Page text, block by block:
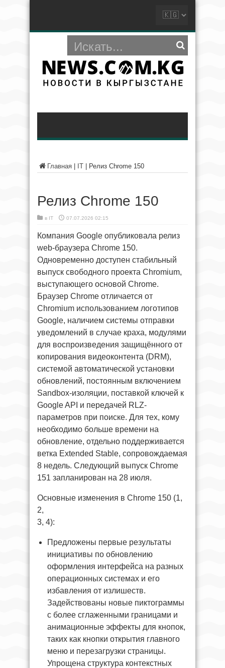
Главная IT Релиз Chrome 150
Релиз Chrome 150
в IT 07.07.2026 02:15
Компания Google опубликовала релиз
web-браузера Chrome 150.
Одновременно доступен стабильный
выпуск свободного проекта Chromium,
выступающего основой Chrome.
Браузер Chrome отличается от
Chromium использованием логотипов
Google, наличием системы отправки
уведомлений в случае краха, модулями
для воспроизведения защищённого от
копирования видеоконтента (DRM),
системой автоматической установки
обновлений, постоянным включением
Sandbox-изоляции, поставкой ключей к
Google API и передачей RLZ-
параметров при поиске. Для тех, кому
необходимо больше времени на
обновление, отдельно поддерживается
ветка Extended Stable, сопровождаемая
8 недель. Следующий выпуск Chrome
151 запланирован на 28 июля.
Основные изменения в Chrome 150 (1,
2,
3, 4):
Предложены первые результаты
инициативы по обновлению
оформления интерфейса на разных
операционных системах и его
избавления от излишеств.
Задействованы новые пиктограммы
с более сглаженными границами и
анимационные эффекты для кнопок,
таких как кнопки открытия главного
меню и перезагрузки страницы.
Упрощена структура контекстных